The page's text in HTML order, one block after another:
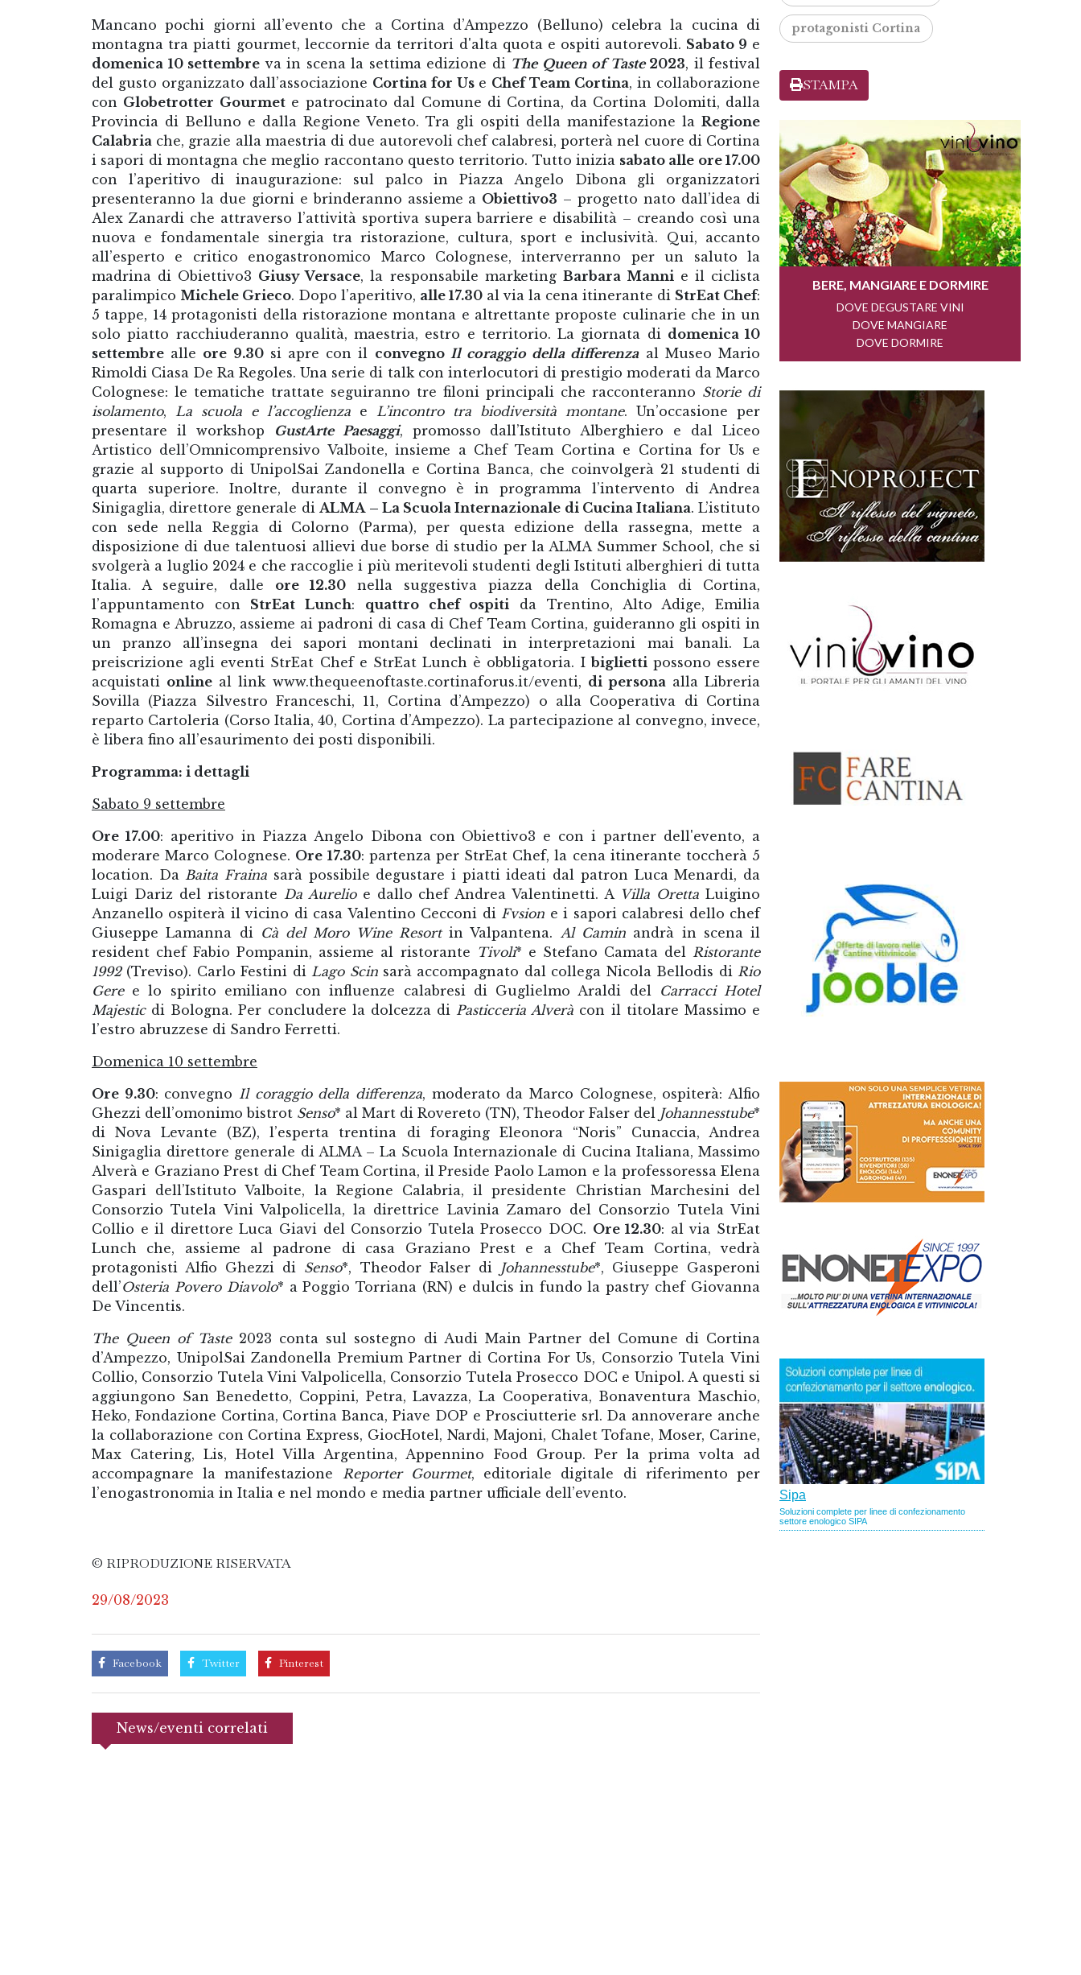
Mancano pochi giorni all’evento che a Cortina d’Ampezzo (Belluno) celebra la cucina di
montagna tra piatti gourmet, leccornie da territori d'alta quota e ospiti autorevoli. Sabato 9 e
domenica 10 settembre va in scena la settima edizione di The Queen of Taste2023, il festival
del gusto organizzato dall’associazione Cortina for Use Chef Team Cortina, in collaborazione
con Globetrotter Gourmete patrocinato dal Comune di Cortina, da Cortina Dolomiti, dalla
Provincia di Belluno e dalla Regione Veneto. Tra gli ospiti della manifestazione la Regione
Calabria che, grazie alla maestria di due autorevoli chef calabresi, porterà nel cuore di Cortina
i sapori di montagna che meglio raccontano questo territorio. Tutto inizia sabato alle ore 17.00
con l’aperitivo di inaugurazione: sul palco in Piazza Angelo Dibona gli organizzatori
presenteranno la due giorni e brinderanno assieme a Obiettivo3 – progetto nato dall’idea di
Alex Zanardi che attraverso l’attività sportiva supera barriere e disabilità – creando così una
nuova e fondamentale sinergia tra ristorazione, cultura, sport e inclusività. Qui, accanto
all’esperto e critico enogastronomico Marco Colognese, interverranno per un saluto la
madrina di Obiettivo3 Giusy Versace, la responsabile marketing Barbara Mannie il ciclista
paralimpico Michele Grieco. Dopo l’aperitivo, alle 17.30 al via la cena itinerante di StrEat Chef:
5 tappe, 14 protagonisti della ristorazione montana e altrettante proposte culinarie che in un
solo piatto racchiuderanno qualità, maestria, estro e territorio. La giornata di domenica 10
settembre alle ore 9.30si apre con il convegnoIl coraggio della differenzaal Museo Mario
Rimoldi Ciasa De Ra Regoles. Una serie di talk con interlocutori di prestigio moderati da Marco
Colognese: le tematiche trattate seguiranno tre filoni principali che racconteranno Storie di
isolamento, La scuola e l’accoglienza e L’incontro tra biodiversità montane. Un’occasione per
presentare il workshop
GustArte Paesaggi, promosso dall’Istituto Alberghiero e dal Liceo
Artistico dell’Omnicomprensivo Valboite, insieme a Chef Team Cortina e Cortina for Us e
grazie al supporto di UnipolSai Zandonella e Cortina Banca, che coinvolgerà 21 studenti di
quarta superiore. Inoltre, durante il convegno è in programma l’intervento di Andrea
Sinigaglia, direttore generale di ALMA – La Scuola Internazionale di Cucina Italiana. L’istituto
con sede nella Reggia di Colorno (Parma), per questa edizione della rassegna, mette a
disposizione di due talentuosi allievi due borse di studio per la ALMA Summer School, che si
svolgerà a luglio 2024 e che raccoglie i più meritevoli studenti degli Istituti alberghieri di tutta
Italia. A seguire, dalle ore 12.30nella suggestiva piazza della Conchiglia di Cortina,
l’appuntamento con StrEat Lunch: quattro chef ospiti da Trentino, Alto Adige, Emilia
Romagna e Abruzzo, assieme ai padroni di casa di Chef Team Cortina, guideranno gli ospiti in
un pranzo all’insegna dei sapori montani declinati in interpretazioni mai banali. La
preiscrizione agli eventi StrEat Chef e StrEat Lunch è obbligatoria. Ibigliettipossono essere
acquistati online al link www.thequeenoftaste.cortinaforus.it/eventi, di personaalla Libreria
Sovilla (Piazza Silvestro Franceschi, 11, Cortina d’Ampezzo) o alla Cooperativa di Cortina
reparto Cartoleria (Corso Italia, 40, Cortina d’Ampezzo). La partecipazione al convegno, invece,
è libera fino all’esaurimento dei posti disponibili.
Programma: i dettagli
Sabato 9 settembre
Ore 17.00: aperitivo in Piazza Angelo Dibona con Obiettivo3 e con i partner dell'evento, a
moderare Marco Colognese. Ore 17.30: partenza per StrEat Chef, la cena itinerante toccherà 5
location. DaBaita Fraina sarà possibile degustare i piatti ideati dal patron Luca Menardi, da
Luigi Dariz del ristorante Da Aurelioe dallo chef Andrea Valentinetti. A Villa Oretta Luigino
Anzanello ospiterà il vicino di casa Valentino Cecconi diFvsion e i sapori calabresi dello chef
Giuseppe Lamanna di Cà del Moro Wine Resortin Valpantena. Al Caminandrà in scena il
resident chef Fabio Pompanin, assieme al ristorante Tivoli* e Stefano Camata delRistorante
1992(Treviso). Carlo Festini diLago Scinsarà accompagnato dal collega Nicola Bellodis diRio
Geree lo spirito emiliano con influenze calabresi di Guglielmo Araldi del Carracci Hotel
Majesticdi Bologna. Per concludere la dolcezza diPasticceria Alverà con il titolare Massimo e
l’estro abruzzese di Sandro Ferretti.
Domenica 10 settembre
Ore 9.30: convegnoIl coraggio della differenza, moderato da Marco Colognese, ospiterà: Alfio
Ghezzi dell’omonimo bistrot Senso* al Mart di Rovereto (TN), Theodor Falser del Johannesstube*
di Nova Levante (BZ), l’esperta trentina di foraging Eleonora “Noris” Cunaccia, Andrea
Sinigaglia direttore generale di ALMA – La Scuola Internazionale di Cucina Italiana, Massimo
Alverà e Graziano Prest di Chef Team Cortina, il Preside Paolo Lamon e la professoressa Elena
Gaspari dell’Istituto Valboite, la Regione Calabria, il presidente Christian Marchesini del
Consorzio Tutela Vini Valpolicella, la direttrice Lavinia Zamaro del Consorzio Tutela Vini
Collio e il direttore Luca Giavi del Consorzio Tutela Prosecco DOC. Ore 12.30: al via StrEat
Lunch che, assieme al padrone di casa Graziano Prest e a Chef Team Cortina, vedrà
protagonisti Alfio Ghezzi di Senso*, Theodor Falser di Johannesstube*, Giuseppe Gasperoni
dell’Osteria Povero Diavolo* a Poggio Torriana (RN) e dulcis in fundo la pastry chef Giovanna
De Vincentis.
The Queen of Taste2023 conta sul sostegno di Audi Main Partner del Comune di Cortina
d’Ampezzo, UnipolSai Zandonella Premium Partner di Cortina For Us, Consorzio Tutela Vini
Collio, Consorzio Tutela Vini Valpolicella, Consorzio Tutela Prosecco DOC e Unipol. A questi si
aggiungono San Benedetto, Coppini, Petra, Lavazza, La Cooperativa, Bonaventura Maschio,
Heko, Fondazione Cortina, Cortina Banca, Piave DOP e Prosciutterie srl. Da annoverare anche
la collaborazione con Cortina Express, GiocHotel, Nardi, Majoni, Chalet Tofane, Moser, Carine,
Max Catering, Lis, Hotel Villa Argentina, Appennino Food Group. Per la prima volta ad
accompagnare la manifestazione Reporter Gourmet, editoriale digitale di riferimento per
l’enogastronomia in Italia e nel mondo e media partner ufficiale dell’evento.
© RIPRODUZIONE RISERVATA
29/08/2023
Facebook Twitter Pinterest
News/eventi correlati
protagonisti Cortina
STAMPA